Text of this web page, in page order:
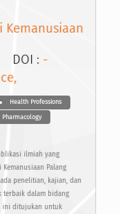
Kemanusiaan
DOI : -
Health Professions
ilmiah yang
Palang
penelitian, kajian, dan
terbaik dalam bidang
ini ditujukan untuk